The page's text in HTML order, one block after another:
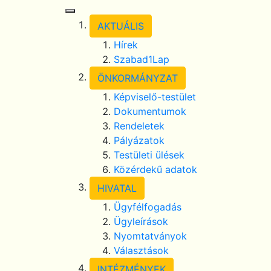
Toggle Navigation
AKTUÁLIS
Hírek
Szabad1Lap
ÖNKORMÁNYZAT
Képviselő-testület
Dokumentumok
Rendeletek
Pályázatok
Testületi ülések
Közérdekű adatok
HIVATAL
Ügyfélfogadás
Ügyleírások
Nyomtatványok
Választások